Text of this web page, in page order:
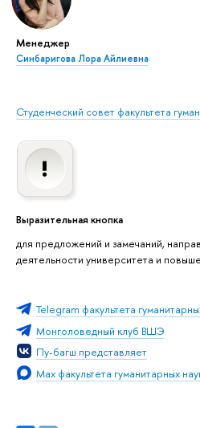
Менеджер
Синбаригова Лора Айлиевна
Студенческий совет факультета
Выразительная кнопка
для предложений и замечаний,
деятельности университета и
Telegram факультета
Монголоведный клуб ВШЭ
Пу-багш представляет
Мах факультета гуманитарных